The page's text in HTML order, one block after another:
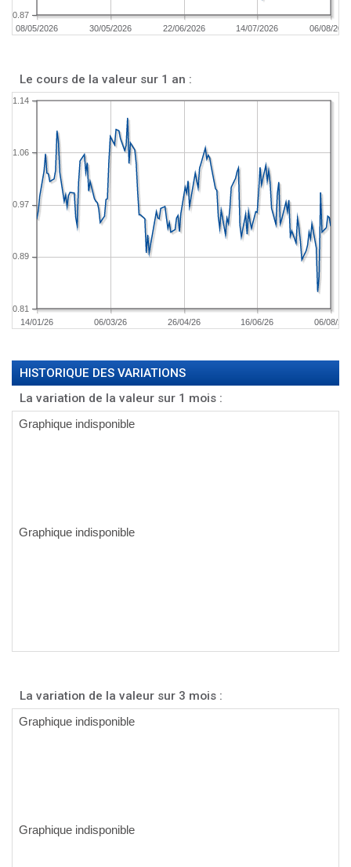
08/05/2026 30/05/2026 22/06/2026 14/07/2026 06/08/2026
0.87
Le cours de la valeur sur 1 an :
14/01/26 06/03/26 26/04/26 16/06/26 06/08/26
0.81
0.89
0.97
1.06
1.14
HISTORIQUE DES VARIATIONS
La variation de la valeur sur 1 mois :
La variation de la valeur sur 3 mois :